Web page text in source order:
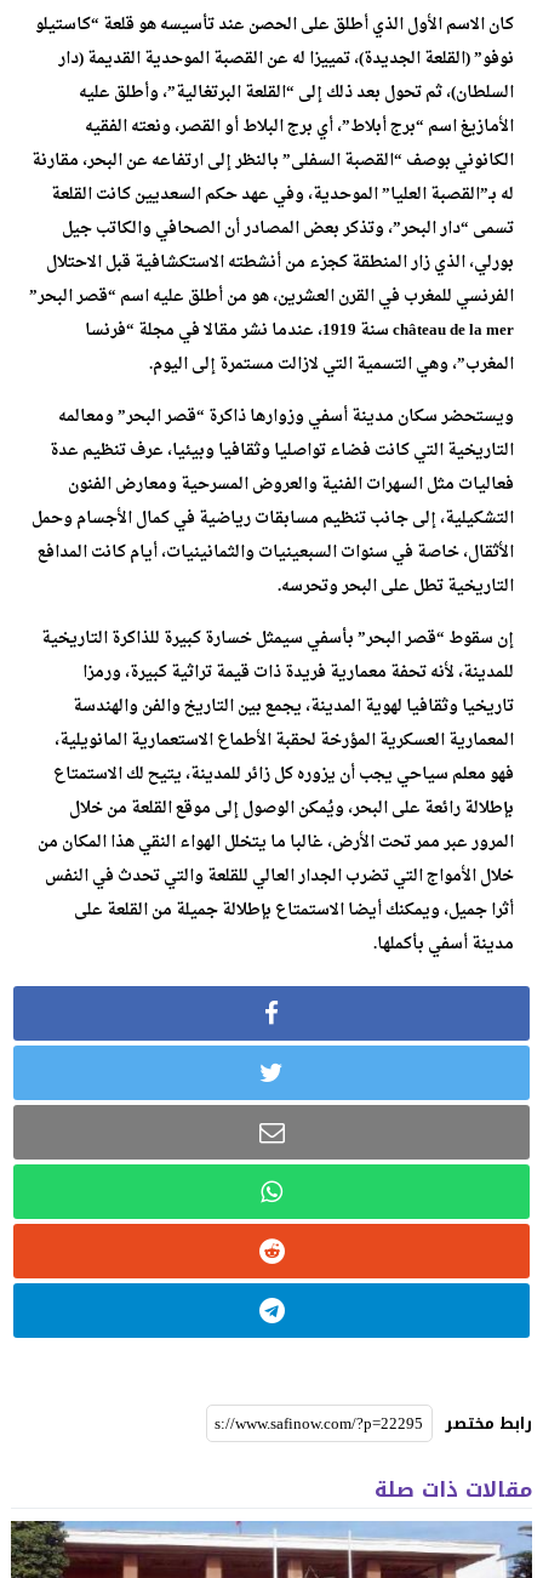
كان الاسم الأول الذي أطلق على الحصن عند تأسيسه هو قلعة “كاستيلو
نوفو” (القلعة الجديدة)، تمييزا له عن القصبة الموحدية القديمة (دار
السلطان)، ثم تحول بعد ذلك إلى “القلعة البرتغالية”، وأطلق عليه
الأمازيغ اسم “برج أبلاط”، أي برج البلاط أو القصر، ونعته الفقيه
الكانوني بوصف “القصبة السفلى” بالنظر إلى ارتفاعه عن البحر، مقارنة
له بـ”القصبة العليا” الموحدية، وفي عهد حكم السعديين كانت القلعة
تسمى “دار البحر”، وتذكر بعض المصادر أن الصحافي والكاتب جيل
بورلي، الذي زار المنطقة كجزء من أنشطته الاستكشافية قبل الاحتلال
الفرنسي للمغرب في القرن العشرين، هو من أطلق عليه اسم “قصر البحر”
château de la mer سنة 1919، عندما نشر مقالا في مجلة “فرنسا
المغرب”، وهي التسمية التي لازالت مستمرة إلى اليوم.
ويستحضر سكان مدينة أسفي وزوارها ذاكرة “قصر البحر” ومعالمه
التاريخية التي كانت فضاء تواصليا وثقافيا وبيئيا، عرف تنظيم عدة
فعاليات مثل السهرات الفنية والعروض المسرحية ومعارض الفنون
التشكيلية، إلى جانب تنظيم مسابقات رياضية في كمال الأجسام وحمل
الأثقال، خاصة في سنوات السبعينيات والثمانينيات، أيام كانت المدافع
التاريخية تطل على البحر وتحرسه.
إن سقوط “قصر البحر” بأسفي سيمثل خسارة كبيرة للذاكرة التاريخية
للمدينة، لأنه تحفة معمارية فريدة ذات قيمة تراثية كبيرة، ورمزا
تاريخيا وثقافيا لهوية المدينة، يجمع بين التاريخ والفن والهندسة
المعمارية العسكرية المؤرخة لحقبة الأطماع الاستعمارية المانويلية،
فهو معلم سياحي يجب أن يزوره كل زائر للمدينة، يتيح لك الاستمتاع
بإطلالة رائعة على البحر، ويُمكن الوصول إلى موقع القلعة من خلال
المرور عبر ممر تحت الأرض، غالبا ما يتخلل الهواء النقي هذا المكان من
خلال الأمواج التي تضرب الجدار العالي للقلعة والتي تحدث في النفس
أثرا جميل، ويمكنك أيضا الاستمتاع بإطلالة جميلة من القلعة على
مدينة أسفي بأكملها.
رابط مختصر
مقالات ذات صلة